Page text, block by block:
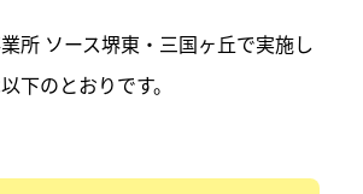
所 ソース堺東・三国ヶ丘で実施し
下のとおりです。